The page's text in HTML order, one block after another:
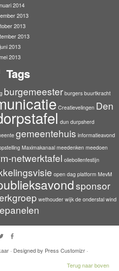
2014
2013
2013
2013
juni 2013
2013
Tags
burgemeester burgers buurtkracht
Creatievelingen Den
dun durpsherd
gemeentehuis informatieavond
Maximakanaal meedenken meedoen
netwerktafel oliebollenfestijn
open dag platform MevM
sponsor
wethouder wijk de onderstal wind
· Designed by Press Customizr·
Terug naar boven